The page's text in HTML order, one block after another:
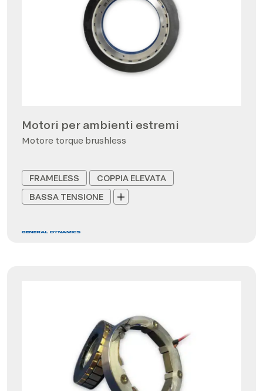
Motori per ambienti estremi
Motore torque brushless
FRAMELESS
COPPIA ELEVATA
BASSA TENSIONE